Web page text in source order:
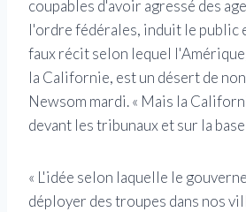
coupables d'avoir agressé des
l'ordre fédérales, induit le public
faux récit selon lequel
la Californie, est un désert de
Newsom mardi. « Mais la
devant les tribunaux et sur la
« L'idée selon laquelle le
déployer des troupes dans nos